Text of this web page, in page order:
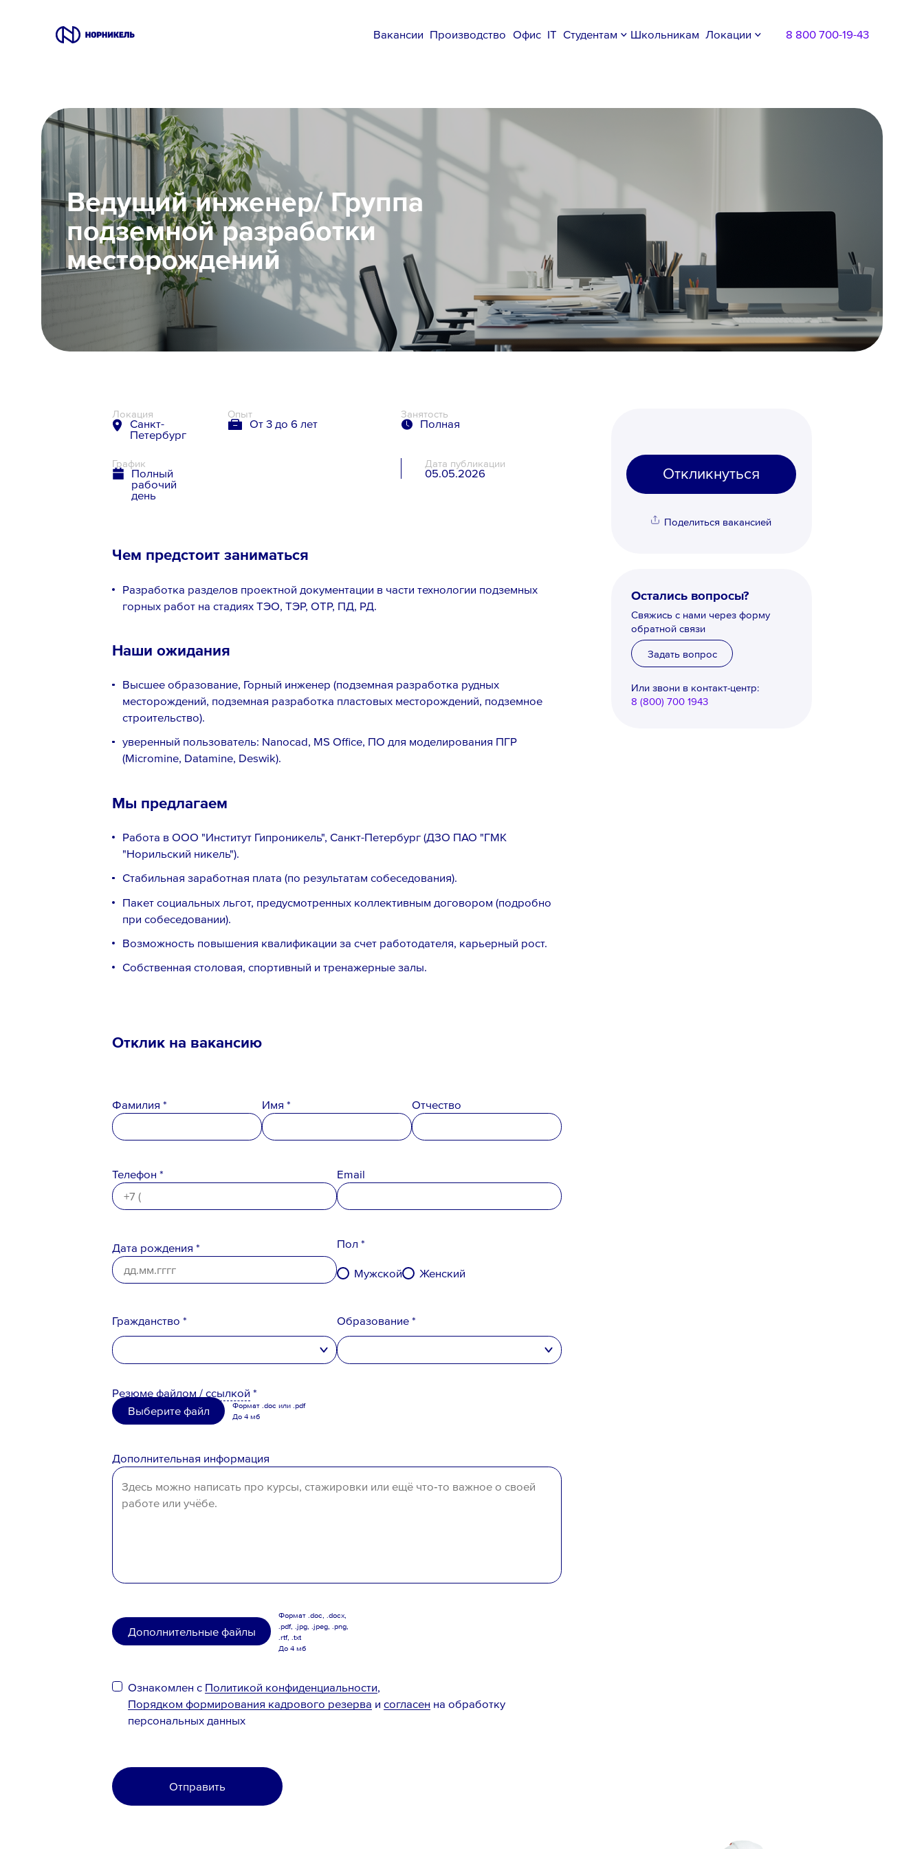
Вакансии Производство Офис IT Студентам Школьникам Локации 8 800 700-19-43
Производство
Офис
Студентам
Школьникам
8 800 700-19-43
Ведущий инженер/ Группа
подземной разработки
месторождений
Локация
Санкт-
Петербург
Опыт
От 3 до 6 лет
Занятость
Полная
График
Полный
рабочий
день
Дата публикации
05.05.2026
Чем предстоит заниматься
Разработка разделов проектной документации в части технологии подземных
горных работ на стадиях ТЭО, ТЭР, ОТР, ПД, РД.
Наши ожидания
Высшее образование, Горный инженер (подземная разработка рудных
месторождений, подземная разработка пластовых месторождений, подземное
строительство).
уверенный пользователь: Nanocad, MS Office, ПО для моделирования ПГР
(Micromine, Datamine, Deswik).
Мы предлагаем
Работа в ООО "Институт Гипроникель", Санкт-Петербург (ДЗО ПАО "ГМК
"Норильский никель").
Стабильная заработная плата (по результатам собеседования).
Пакет социальных льгот, предусмотренных коллективным договором (подробно
при собеседовании).
Возможность повышения квалификации за счет работодателя, карьерный рост.
Собственная столовая, спортивный и тренажерные залы.
Откликнуться
Поделиться вакансией
Остались вопросы?
Свяжись с нами через форму
обратной связи
Задать вопрос
Или звони в контакт-центр:
8 (800) 700 1943
Телефон * Email *
Вопрос *
Порядком формирования кадрового резерва
Отклик на вакансию
Фамилия * Имя * Отчество
Телефон * Email
Дата рождения *
Пол *
Мужской
Женский
Гражданство *
Беларусь
Казахстан
Иное
Образование *
Резюмефайлом/ссылкой *
Выберите файл
Формат .doc или .pdf
До 4 мб
Дополнительная информация
Дополнительные файлы
Формат .doc, .docx,
.pdf, .jpg, .jpeg, .png,
.rtf, .txt
До 4 мб
Ознакомлен с Политикой конфиденциальности,
Порядком формирования кадрового резерва и согласен на обработку
персональных данных
Отправить